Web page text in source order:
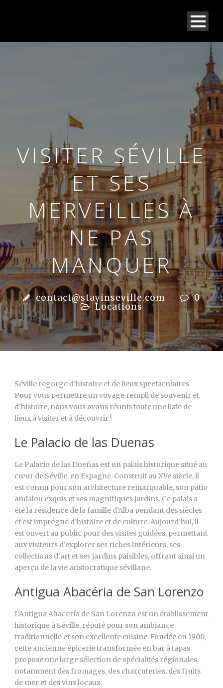
VISITER SÉVILLE
ET SES
MERVEILLES À
NE PAS
MANQUER
contact@stayinseville.com
0
Locations
Séville regorge d’histoire et de lieux spectaculaires.
Pour vous permettre un voyage rempli de souvenir et
d’histoire, nous vous avons réunis toute une liste de
lieux à visiter et à découvrir !
Le Palacio de las Duenas
Le Palacio de las Dueñas est un palais historique situé au
cœur de Séville, en Espagne. Construit au XVe siècle, il
est connu pour son architecture remarquable, son patio
andalou exquis et ses magnifiques jardins. Ce palais a
été la résidence de la famille d’Alba pendant des siècles
et est imprégné d’histoire et de culture. Aujourd’hui, il
est ouvert au public pour des visites guidées, permettant
aux visiteurs d’explorer ses riches intérieurs, ses
collections d’art et ses jardins paisibles, offrant ainsi un
aperçu de la vie aristocratique sévillane.
Antigua Abacéria de San Lorenzo
L’Antigua Abacería de San Lorenzo est un établissement
historique à Séville, réputé pour son ambiance
traditionnelle et son excellente cuisine. Fondée en 1900,
cette ancienne épicerie transformée en bar à tapas
propose une large sélection de spécialités régionales,
notamment des fromages, des charcuteries, des fruits
de mer et des vins locaux.